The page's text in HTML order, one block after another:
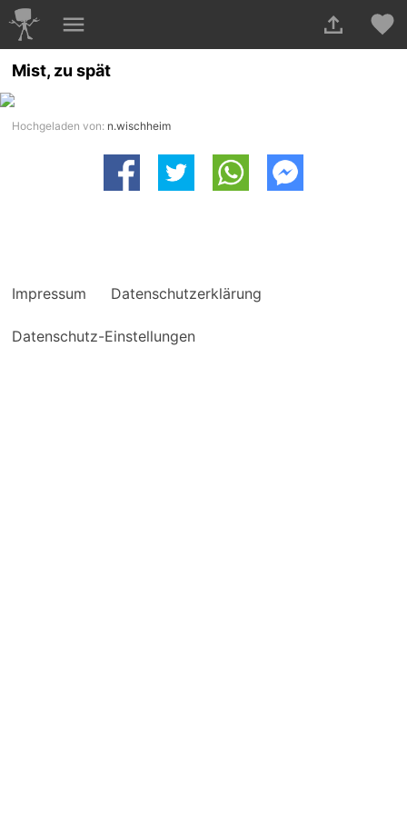
Mist, zu spät
Hochgeladen von: n.wischheim
Impressum Datenschutzerklärung
Datenschutz-Einstellungen